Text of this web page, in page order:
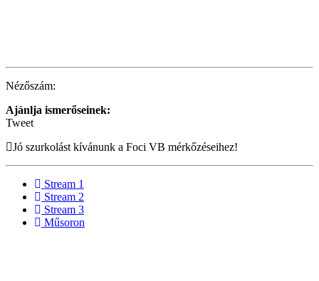
Nézőszám:
Ajánlja ismerőseinek:
Tweet
Jó szurkolást kívánunk a Foci VB mérkőzéseihez!
Stream 1
Stream 2
Stream 3
Műsoron